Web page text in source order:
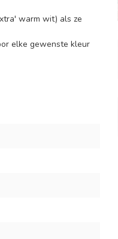
warm wit) als ze
elke gewenste kleur